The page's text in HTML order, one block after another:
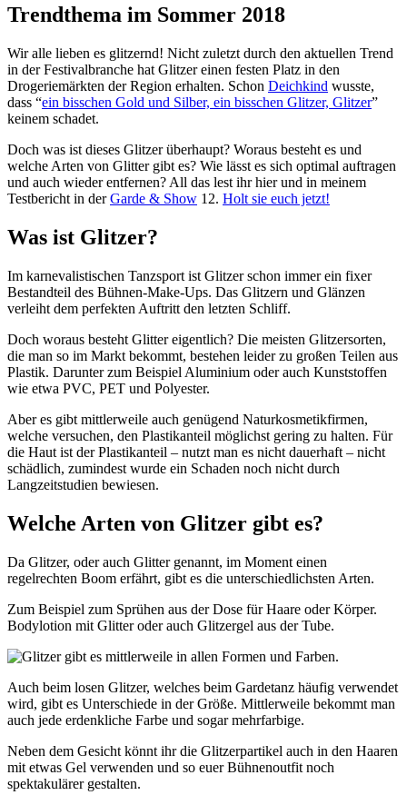
Trendthema im Sommer 2018
Wir alle lieben es glitzernd! Nicht zuletzt durch den aktuellen Trend
in der Festivalbranche hat Glitzer einen festen Platz in den
Drogeriemärkten der Region erhalten. Schon Deichkind wusste,
dass “ein bisschen Gold und Silber, ein bisschen Glitzer, Glitzer”
keinem schadet.
Doch was ist dieses Glitzer überhaupt? Woraus besteht es und
welche Arten von Glitter gibt es? Wie lässt es sich optimal auftragen
und auch wieder entfernen? All das lest ihr hier und in meinem
Testbericht in derGarde & Show 12. Holt sie euch jetzt!
Was ist Glitzer?
Im karnevalistischen Tanzsport ist Glitzer schon immer ein fixer
Bestandteil des Bühnen-Make-Ups. Das Glitzern und Glänzen
verleiht dem perfekten Auftritt den letzten Schliff.
Doch woraus besteht Glitter eigentlich? Die meisten Glitzersorten,
die man so im Markt bekommt, bestehen leider zu großen Teilen aus
Plastik. Darunter zum Beispiel Aluminium oder auch Kunststoffen
wie etwa PVC, PET und Polyester.
Aber es gibt mittlerweile auch genügend Naturkosmetikfirmen,
welche versuchen, den Plastikanteil möglichst gering zu halten. Für
die Haut ist der Plastikanteil – nutzt man es nicht dauerhaft – nicht
schädlich, zumindest wurde ein Schaden noch nicht durch
Langzeitstudien bewiesen.
Welche Arten von Glitzer gibt es?
Da Glitzer, oder auch Glitter genannt, im Moment einen
regelrechten Boom erfährt, gibt es die unterschiedlichsten Arten.
Zum Beispiel zum Sprühen aus der Dose für Haare oder Körper.
Bodylotion mit Glitter oder auch Glitzergel aus der Tube.
Auch beim losen Glitzer, welches beim Gardetanz häufig verwendet
wird, gibt es Unterschiede in der Größe. Mittlerweile bekommt man
auch jede erdenkliche Farbe und sogar mehrfarbige.
Neben dem Gesicht könnt ihr die Glitzerpartikel auch in den Haaren
mit etwas Gel verwenden und so euer Bühnenoutfit noch
spektakulärer gestalten.